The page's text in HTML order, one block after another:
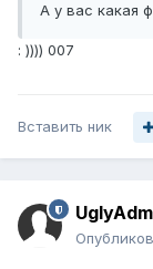
А у вас какая
: )))) 007
Вставить ник